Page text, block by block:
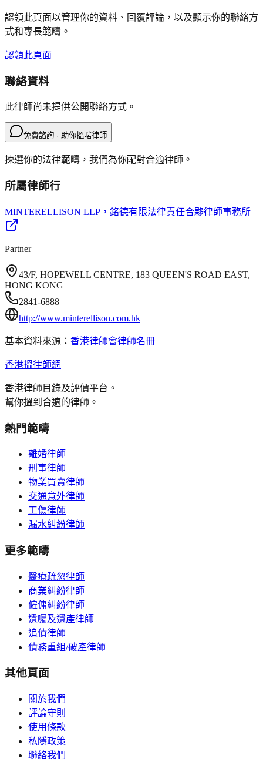
認領此頁面以管理你的資料、回覆評論，以及顯示你的聯絡方
式和專長範疇。
認領此頁面
聯絡資料
此律師尚未提供公開聯絡方式。
免費諮詢 · 助你搵啱律師
揀選你的法律範疇，我們為你配對合適律師。
所屬律師行
MINTERELLISON LLP ，銘德有限法律責任合夥律師事務所
Partner
43/F, HOPEWELL CENTRE, 183 QUEEN'S ROAD EAST,
HONG KONG
2841-6888
http://www.minterellison.com.hk
基本資料來源： 香港律師會律師名冊
香港搵律師網
香港律師目錄及評價平台。
幫你搵到合適的律師。
熱門範疇
離婚律師
刑事律師
物業買賣律師
交通意外律師
工傷律師
漏水糾紛律師
更多範疇
醫療疏忽律師
商業糾紛律師
僱傭糾紛律師
遺囑及遺產律師
追債律師
債務重組/破產律師
其他頁面
關於我們
評論守則
使用條款
私隱政策
聯絡我們